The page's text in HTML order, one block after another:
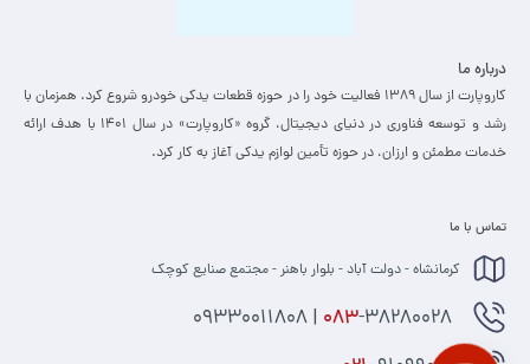
درباره ما
کاروپارت از سال ۱۳۸۹ فعالیت خود را در حوزه قطعات یدکی خودرو شروع کرد. همزمان با
رشد و توسعه فناوری در دنیای دیجیتال، گروه «کاروپارت» در سال ۱۴۰۱ با هدف ارائه
خدمات مطمئن و ارزان، ­در حوزه تأمین لوازم یدکی آغاز به کار کرد.
تماس با ما
کرمانشاه - دولت آباد - بلوار باهنر - مجتمع صنایع کوچک
-38280028 | 09330011808